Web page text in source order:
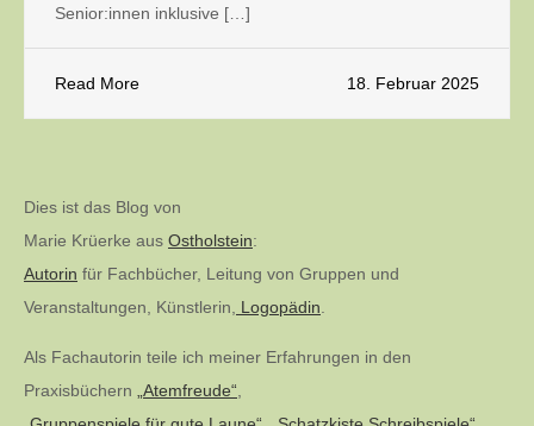
Senior:innen inklusive […]
Read More 18. Februar 2025
Dies ist das Blog von
Marie Krüerke aus Ostholstein:
Autorin für Fachbücher, Leitung von Gruppen und
Veranstaltungen, Künstlerin,
Logopädin
Als Fachautorin teile ich meiner Erfahrungen in den
Praxisbüchern
„Atemfreude“